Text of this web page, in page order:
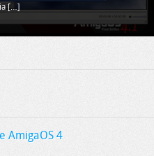
[…]
AmigaOS 4